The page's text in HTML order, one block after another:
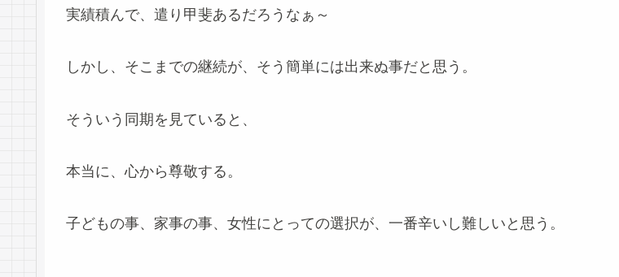
実績積んで、遣り甲斐あるだろうなぁ～
しかし、そこまでの継続が、そう簡単には出来ぬ事だと思う。
そういう同期を見ていると、
本当に、心から尊敬する。
子どもの事、家事の事、女性にとっての選択が、一番辛いし難しいと思う。